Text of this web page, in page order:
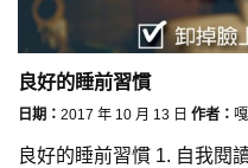
良好的睡前習慣
日期： 2017 年 10 月 13 日 作者： 嘎
良好的睡前習慣 1. 自我閱